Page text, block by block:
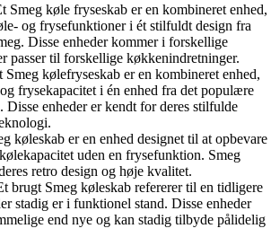
Smeg køle fryseskab er en kombineret enhed,
og frysefunktioner i ét stilfuldt design fra
Disse enheder kommer i forskellige
passer til forskellige køkkenindretninger.
Smeg kølefryseskab er en kombineret enhed,
frysekapacitet i én enhed fra det populære
enheder er kendt for deres stilfulde
køleskab er en enhed designet til at opbevare
uden en frysefunktion. Smeg
retro design og høje kvalitet.
brugt Smeg køleskab refererer til en tidligere
stadig er i funktionel stand. Disse enheder
end nye og kan stadig tilbyde pålidelig